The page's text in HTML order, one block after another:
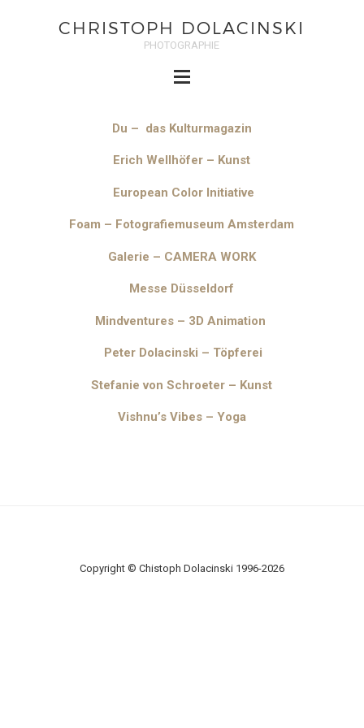
CHRISTOPH DOLACINSKI
PHOTOGRAPHIE
Du – das Kulturmagazin
Erich Wellhöfer – Kunst
European Color Initiative
Foam – Fotografiemuseum Amsterdam
Galerie – CAMERA WORK
Messe Düsseldorf
Mindventures – 3D Animation
Peter Dolacinski – Töpferei
Stefanie von Schroeter – Kunst
Vishnu’s Vibes – Yoga
Copyright © Chistoph Dolacinski 1996-2026